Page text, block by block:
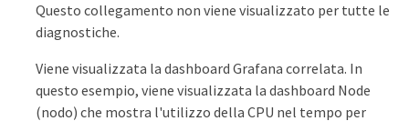
Questo collegamento non viene visualizzato per tutte le
diagnostiche.
Viene visualizzata la dashboard Grafana correlata. In
questo esempio, viene visualizzata la dashboard Node
(nodo) che mostra l'utilizzo della CPU nel tempo per